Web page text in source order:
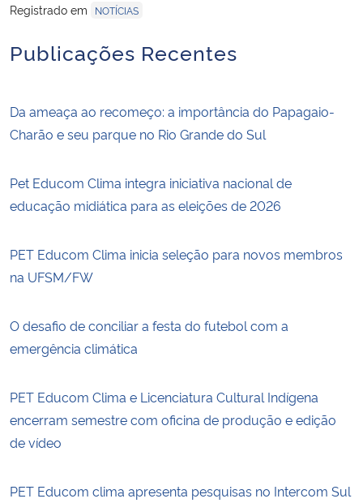
Registrado em
NOTÍCIAS
Publicações Recentes
Da ameaça ao recomeço: a importância do Papagaio-
Charão e seu parque no Rio Grande do Sul
Pet Educom Clima integra iniciativa nacional de
educação midiática para as eleições de 2026
PET Educom Clima inicia seleção para novos membros
na UFSM/FW
O desafio de conciliar a festa do futebol com a
emergência climática
PET Educom Clima e Licenciatura Cultural Indígena
encerram semestre com oficina de produção e edição
de vídeo
PET Educom clima apresenta pesquisas no Intercom Sul